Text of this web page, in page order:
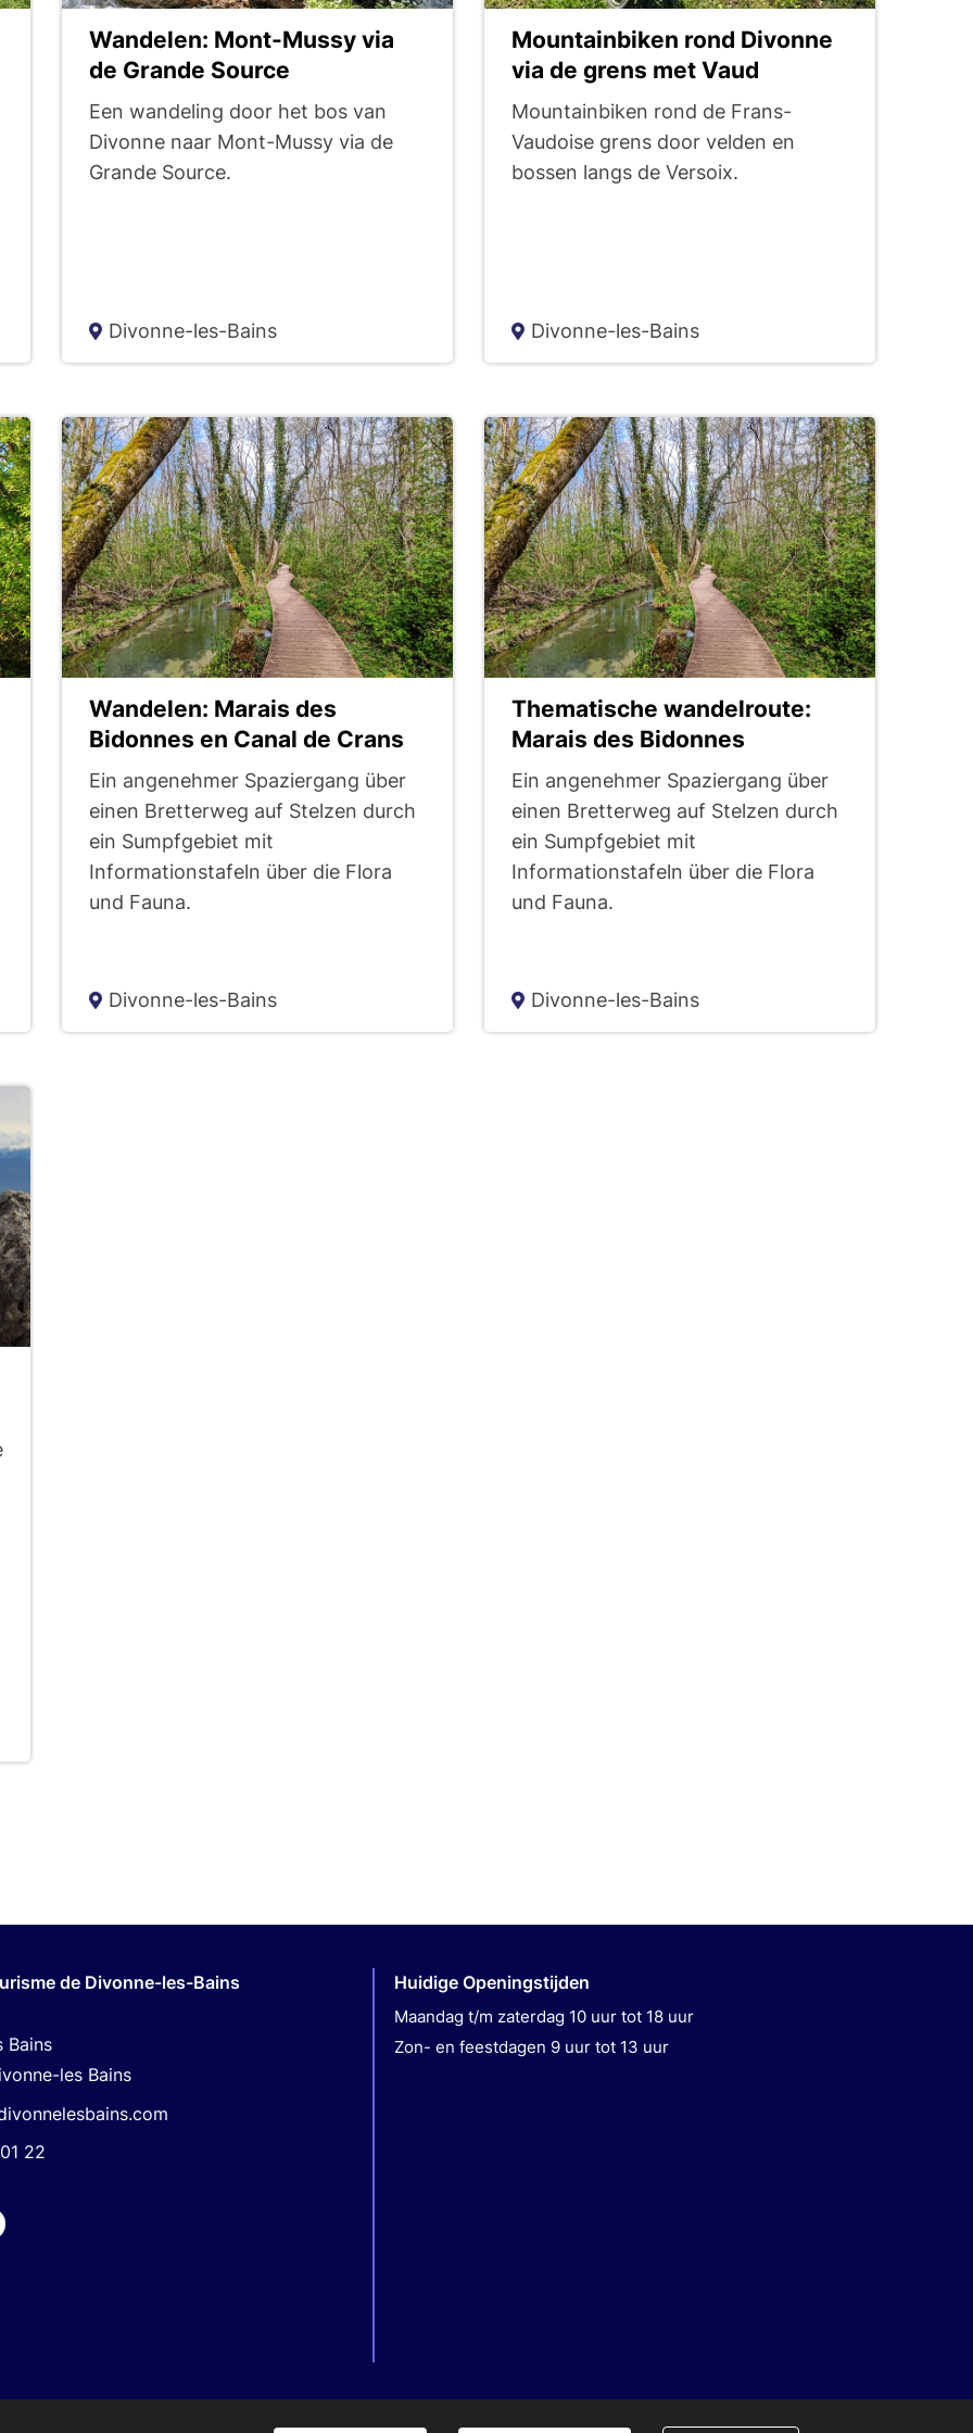
Wandelen: Mont-Mussy via
de Grande Source
Een wandeling door het bos van
Divonne naar Mont-Mussy via de
Grande Source.
Divonne-les-Bains
Mountainbiken rond Divonne
via de grens met Vaud
Mountainbiken rond de Frans-
Vaudoise grens door velden en
bossen langs de Versoix.
Divonne-les-Bains
Wandelen: Marais des
Bidonnes en Canal de Crans
Ein angenehmer Spaziergang über
einen Bretterweg auf Stelzen durch
ein Sumpfgebiet mit
Informationstafeln über die Flora
und Fauna.
Divonne-les-Bains
Thematische wandelroute:
Marais des Bidonnes
Ein angenehmer Spaziergang über
einen Bretterweg auf Stelzen durch
ein Sumpfgebiet mit
Informationstafeln über die Flora
und Fauna.
Divonne-les-Bains
de Divonne-les-Bains
Bains
les Bains
22
Huidige Openingstijden
Maandag t/m zaterdag 10 uur tot 18 uur
Zon- en feestdagen 9 uur tot 13 uur